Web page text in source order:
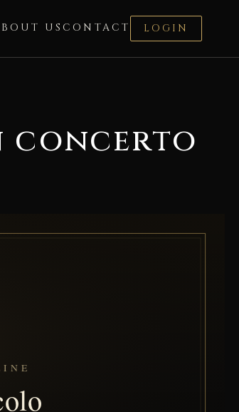
US CONTACT LOGIN
concerto